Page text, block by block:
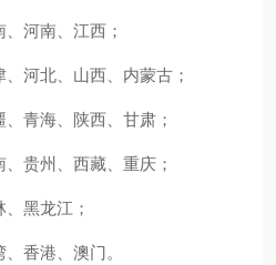
河南、江西；
河北、山西、内蒙古；
青海、陕西、甘肃；
贵州、西藏、重庆；
黑龙江；
香港、澳门。